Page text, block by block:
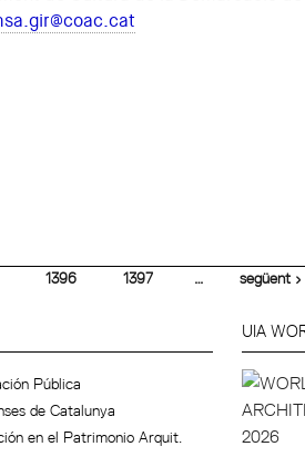
1396 1397 … següent ›
Pública
de Catalunya
en el Patrimonio Arquit.
UIA